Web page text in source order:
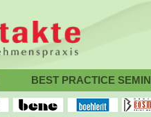
BEST PRACTICE